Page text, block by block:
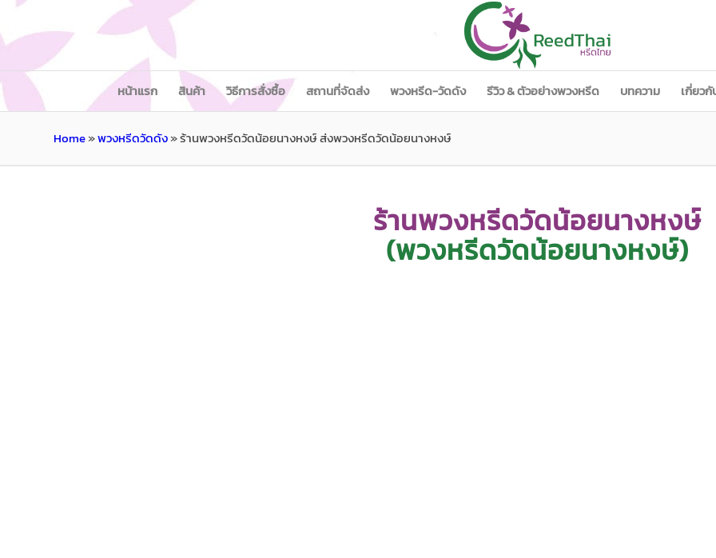
หน้าแรก สินค้า วิธีการสั่งซื้อ สถานที่จัดส่ง พวงหรีด-วัดดัง รีวิว & ตัวอย่างพวงหรีด บทความ เกี่ยวกั
Home»พวงหรีดวัดดัง»ร้านพวงหรีดวัดน้อยนางหงษ์ ส่งพวงหรีดวัดน้อยนางหงษ์
ร้านพวงหรีดวัดน้อยนางหงษ์
(พวงหรีดวัดน้อยนางหงษ์)